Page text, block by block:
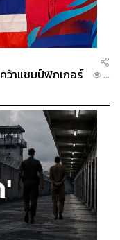
ว้าแชมป์ฟิกเกอร์
...